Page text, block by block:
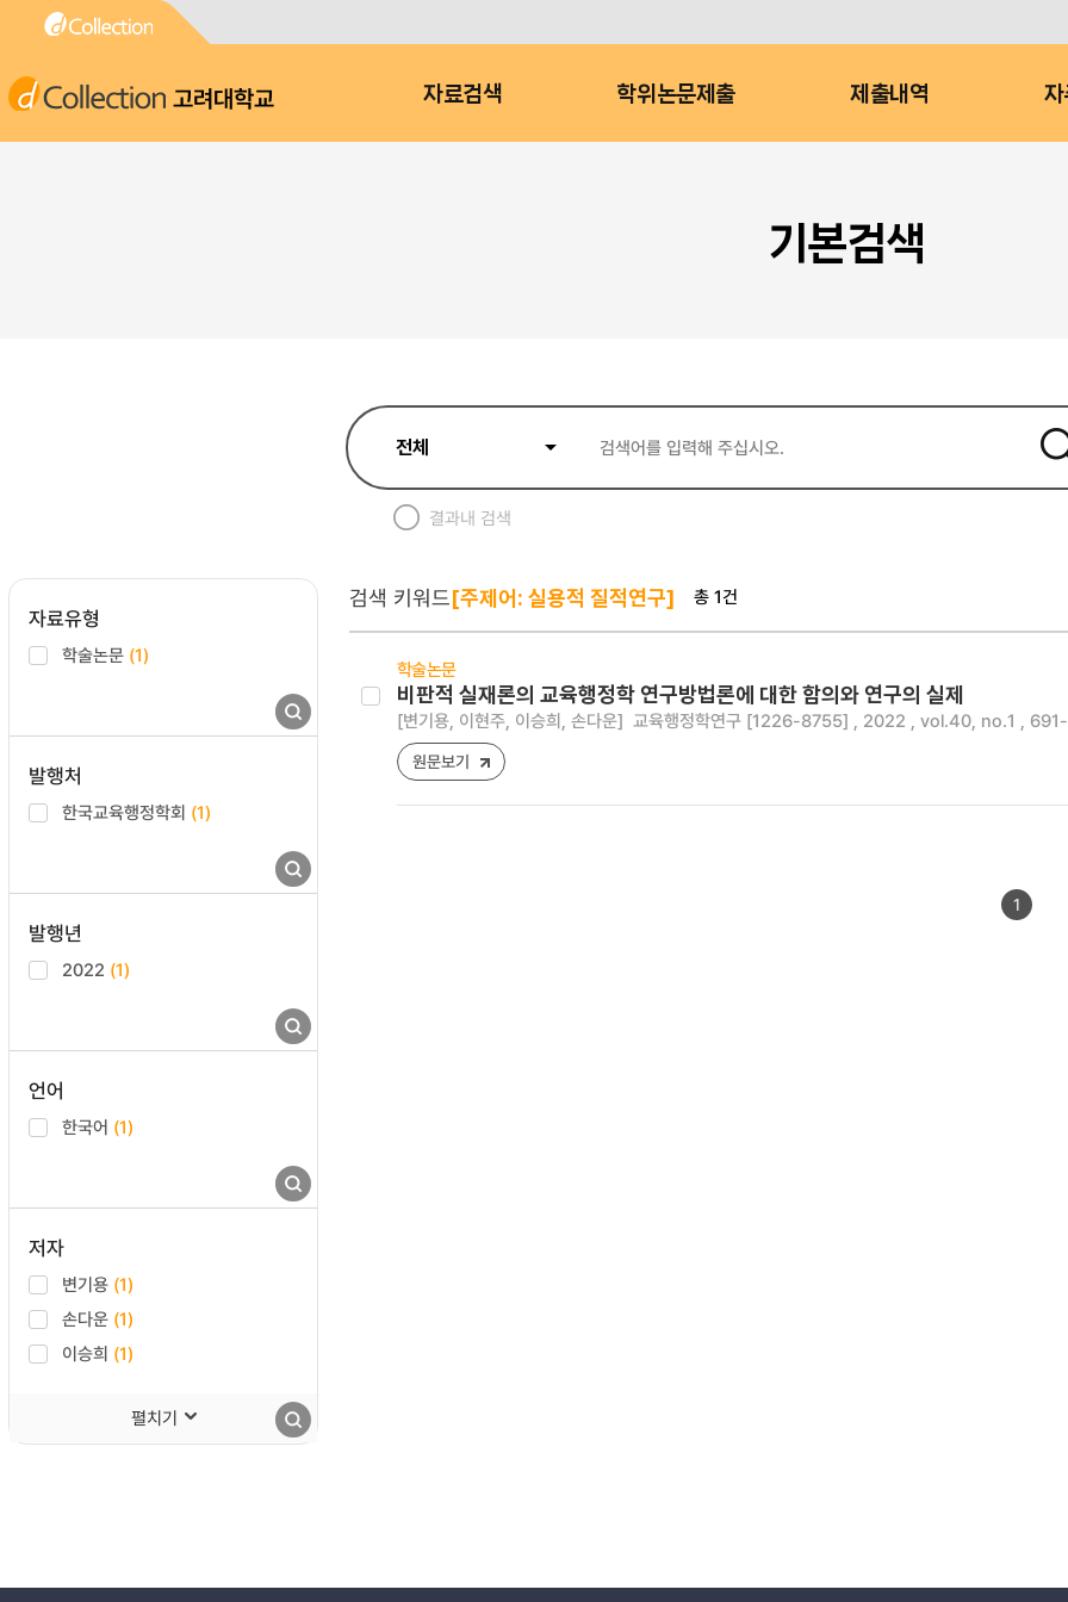
고려대학교 자료검색 학위논문제출 제출내역 자
기본검색
결과내 검색
자료유형
학술논문 (1)
발행처
한국교육행정학회 (1)
발행년
2022 (1)
언어
한국어 (1)
저자
변기용 (1)
손다운 (1)
이승희 (1)
펼치기
검색 키워드[주제어: 실용적 질적연구] 총 1건
학술논문
비판적 실재론의 교육행정학 연구방법론에 대한 함의와 연구의 실제
[변기용, 이현주, 이승희, 손다운] 교육행정학연구 [1226-8755] , 2022 , vol.40, no.1 ,
원문보기
1